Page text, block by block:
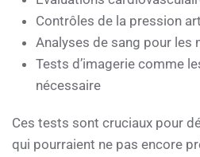
Contrôles de la pression
Analyses de sang pour les
Tests d’imagerie comme
nécessaire
Ces tests sont cruciaux pour
qui pourraient ne pas encore